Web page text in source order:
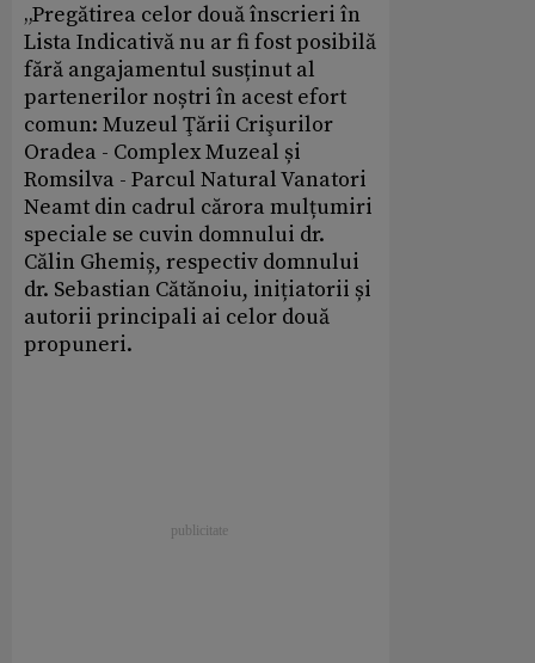
„Pregătirea celor două înscrieri în
Lista Indicativă nu ar fi fost posibilă
fără angajamentul susținut al
partenerilor noștri în acest efort
comun: Muzeul Ţării Crişurilor
Oradea - Complex Muzeal și
Romsilva - Parcul Natural Vanatori
Neamt din cadrul cărora mulțumiri
speciale se cuvin domnului dr.
Călin Ghemiș, respectiv domnului
dr. Sebastian Cătănoiu, inițiatorii și
autorii principali ai celor două
propuneri.